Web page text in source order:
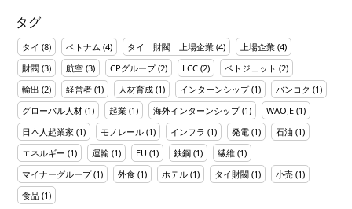
タグ
タイ (8) ベトナム (4) タイ 財閥 上場企業 (4) 上場企業 (4)
財閥 (3) 航空 (3) CPグループ(2) LCC (2) ベトジェット (2)
輸出 (2) 経営者 (1) 人材育成 (1) インターンシップ(1) バンコク (1)
グローバル人材 (1) 起業 (1) 海外インターンシップ(1) WAOJE (1)
日本人起業家 (1) モノレール (1) インフラ (1) 発電 (1) 石油 (1)
エネルギー (1) 運輸 (1) EU (1) 鉄鋼 (1) 繊維 (1)
マイナーグループ(1) 外食 (1) ホテル (1) タイ財閥 (1) 小売 (1)
食品 (1)